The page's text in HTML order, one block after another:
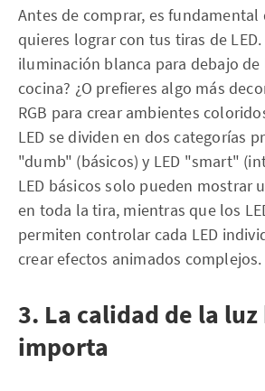
Antes de comprar, es fundamental
quieres lograr con tus tiras de LED.
iluminación blanca para debajo
cocina? ¿O prefieres algo más
RGB para crear ambientes
LED se dividen en dos categorías
"dumb" (básicos) y LED "smart"
LED básicos solo pueden mostrar
en toda la tira, mientras que los
permiten controlar cada LED
crear efectos animados complejos.
3. La calidad de la luz
importa